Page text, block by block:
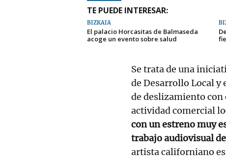
TE PUEDE INTERESAR:
BIZKAIA
El palacio Horcasitas de Balmaseda
acoge un evento sobre salud
Se trata de una
de Desarrollo Local y
de deslizamiento
actividad comercial
con un estreno muy
trabajo audiovisual
artista californiano es